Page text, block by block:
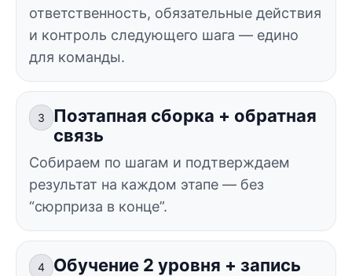
ответственность, обязательные действия
и контроль следующего шага — едино
для команды.
3
Поэтапная сборка + обратная
связь
Собираем по шагам и подтверждаем
результат на каждом этапе — без
“сюрприза в конце”.
4 Обучение 2 уровня + запись